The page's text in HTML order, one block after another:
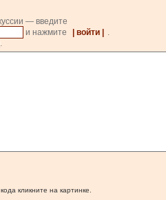
— введите
и нажмите | войти |
.
.
кликните на картинке.